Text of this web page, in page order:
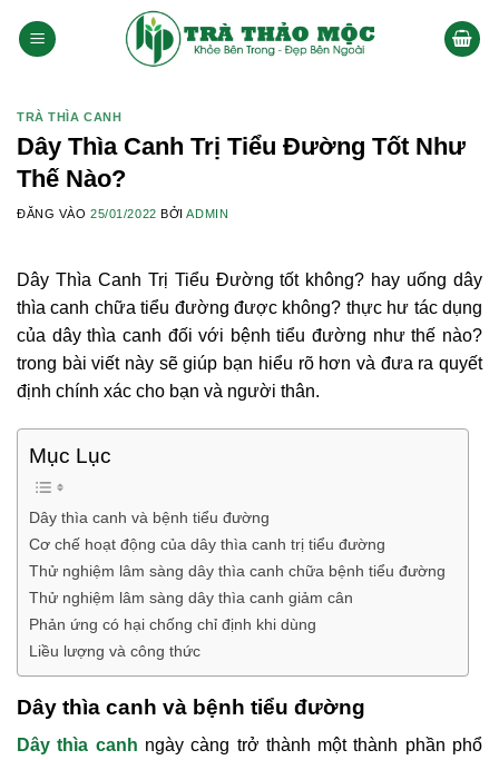
qua
TRÀ THÌA CANH
Dây Thìa Canh Trị Tiểu Đường Tốt Như
Thế Nào?
ĐĂNG VÀO25/01/2022 BỞIADMIN
Dây Thìa Canh Trị Tiểu Đường tốt không? hay uống dây
thìa canh chữa tiểu đường được không? thực hư tác dụng
của dây thìa canh đối với bệnh tiểu đường như thế nào?
trong bài viết này sẽ giúp bạn hiểu rõ hơn và đưa ra quyết
định chính xác cho bạn và người thân.
Mục Lục
Dây thìa canh và bệnh tiểu đường
Cơ chế hoạt động của dây thìa canh trị tiểu đường
Thử nghiệm lâm sàng dây thìa canh chữa bệnh tiểu đường
Thử nghiệm lâm sàng dây thìa canh giảm cân
Phản ứng có hại chống chỉ định khi dùng
Liều lượng và công thức
Dây thìa canh và bệnh tiểu đường
Dây thìa canh ngày càng trở thành một thành phần phổ